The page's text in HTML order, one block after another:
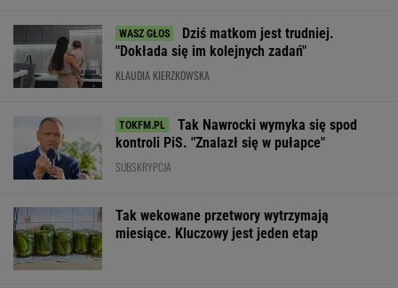
Dziś matkom jest trudniej.
"Dokłada się im kolejnych zadań"
KLAUDIA KIERZKOWSKA
Tak Nawrocki wymyka się spod
kontroli PiS. "Znalazł się w pułapce"
SUBSKRYPCJA
Tak wekowane przetwory wytrzymają
miesiące. Kluczowy jest jeden etap